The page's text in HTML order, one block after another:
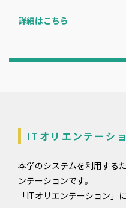
詳細はこちら
ITオリエンテーシ
本学のシステムを利用する
ンテーションです。
「ITオリエンテーション」